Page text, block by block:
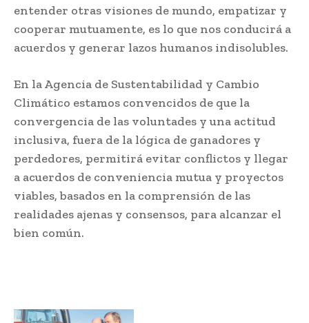
entender otras visiones de mundo, empatizar y
cooperar mutuamente, es lo que nos conducirá a
acuerdos y generar lazos humanos indisolubles.
En la Agencia de Sustentabilidad y Cambio
Climático estamos convencidos de que la
convergencia de las voluntades y una actitud
inclusiva, fuera de la lógica de ganadores y
perdedores, permitirá evitar conflictos y llegar
a acuerdos de conveniencia mutua y proyectos
viables, basados en la comprensión de las
realidades ajenas y consensos, para alcanzar el
bien común.